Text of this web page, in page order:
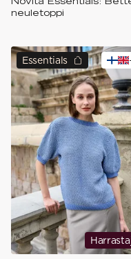
neuletoppi
Essentials